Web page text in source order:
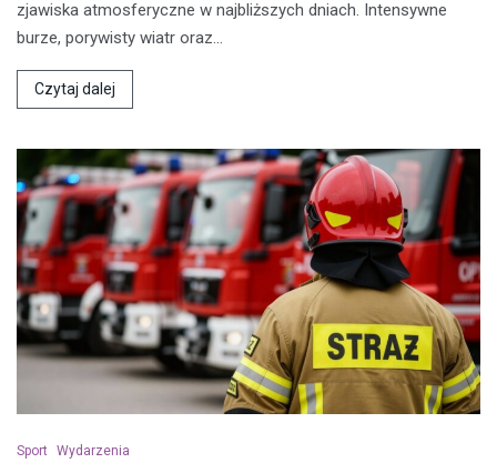
zjawiska atmosferyczne w najbliższych dniach. Intensywne
burze, porywisty wiatr oraz…
Czytaj dalej
Sport Wydarzenia